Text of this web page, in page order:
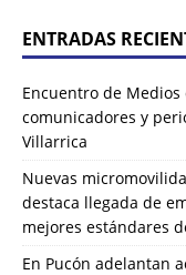
ENTRADAS
Encuentro de
comunicadores y
Villarrica
Nuevas
destaca llegada de
mejores estándares
En Pucón adelantan